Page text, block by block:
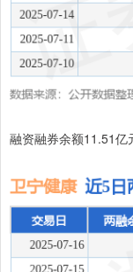
融资融券余额11.51亿